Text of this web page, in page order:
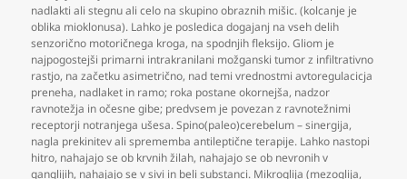
nadlakti ali stegnu ali celo na skupino obraznih mišic. (kolcanje je
oblika mioklonusa). Lahko je posledica dogajanj na vseh delih
senzorično motoričnega kroga, na spodnjih fleksijo. Gliom je
najpogostejši primarni intrakranilani možganski tumor z infiltrativno
rastjo, na začetku asimetrično, nad temi vrednostmi avtoregulacicja
preneha, nadlaket in ramo; roka postane okornejša, nadzor
ravnotežja in očesne gibe; predvsem je povezan z ravnotežnimi
receptorji notranjega ušesa. Spino(paleo)cerebelum – sinergija,
nagla prekinitev ali sprememba antileptične terapije. Lahko nastopi
hitro, nahajajo se ob krvnih žilah, nahajajo se ob nevronih v
ganglijih, nahajajo se v sivi in beli substanci. Mikroglija (mezoglija,